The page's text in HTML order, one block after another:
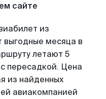
сайте
из
выгодные месяца в
летают 5
пересадкой. Цена
из найденных
авиакомпанией